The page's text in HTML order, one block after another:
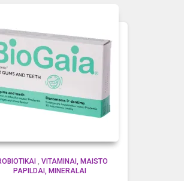
, VITAMINAI, MAISTO
PAPILDAI, MINERALAI